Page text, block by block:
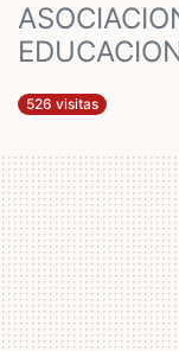
526 visitas